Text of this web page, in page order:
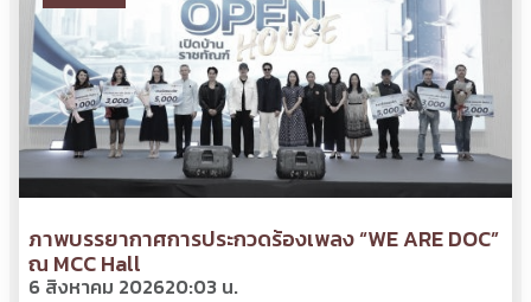
ภาพบรรยากาศการประกวดร้องเพลง “WE ARE DOC”
ณ MCC Hall
6 สิงหาคม 202620:03 น.